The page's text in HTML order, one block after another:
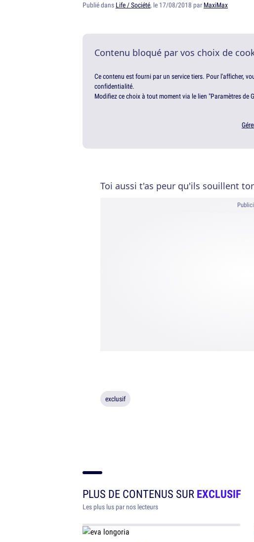
Publié dans Life / Société, le 17/08/2018 par MaxiMax
Contenu bloqué par vos choix de
Ce contenu est fourni par un service tiers. Pour l'afficher,
confidentialité.
Modifiez ce choix à tout moment via le lien "Paramètres de
Toi aussi t'as peur qu'ils souillent
exclusif
PLUS DE CONTENUS SUREXCLUSIF
Les plus lus par nos lecteurs